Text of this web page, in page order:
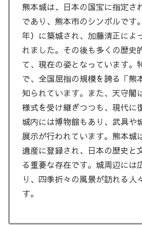
熊本城は、日本の国宝に指定さ
であり、熊本市のシンボルです
年）に築城され、加藤清正によ
れました。その後も多くの歴史
て、現在の姿となっています。
で、全国屈指の規模を誇る「熊
知られています。また、天守閣
様式を受け継ぎつつも、現代に
城内には博物館もあり、武具や
展示が行われています。熊本城
遺産に登録され、日本の歴史と
る重要な存在です。城周辺には
り、四季折々の風景が訪れる人
す。